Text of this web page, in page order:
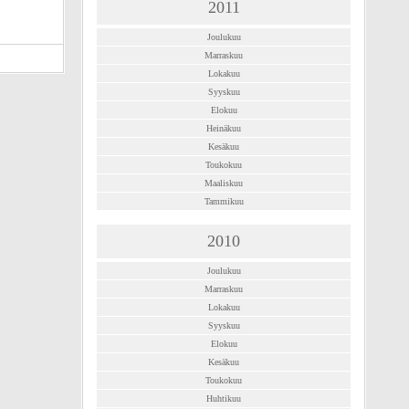
2011
Joulukuu
Marraskuu
Lokakuu
Syyskuu
Elokuu
Heinäkuu
Kesäkuu
Toukokuu
Maaliskuu
Tammikuu
2010
Joulukuu
Marraskuu
Lokakuu
Syyskuu
Elokuu
Kesäkuu
Toukokuu
Huhtikuu